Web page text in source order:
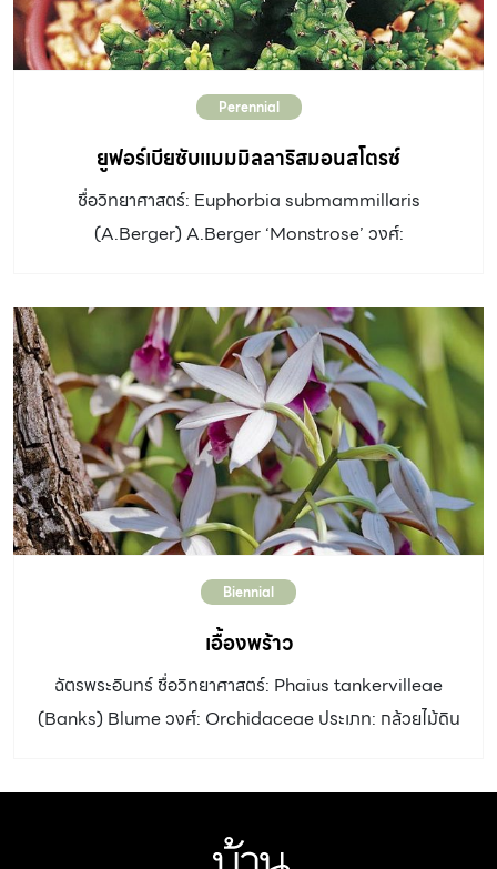
ดินชุ่มชื้นหรือแฉะ และมีอากาศค่อนข้างเย็น พบมากทางภาค
เหนือ มีถิ่นกำเนิดในอเมริกาใต้ ใบมีรสเปรี้ยว กินได้ ใช้ปลูก
Perennial
ยูฟอร์เบียซับแมมมิลลาริสมอนสโตรซ์
ชื่อวิทยาศาสตร์: Euphorbia submammillaris
(A.Berger) A.Berger ‘Monstrose’ วงศ์:
ลำต้น: เจริญเป็นกลุ่ม ประกอบไปด้วยกิ่งรูปทรงกระบอก สี
เขียวอ่อนจำนวนมาก แต่ละกิ่งแตกกิ่งย่อยออกเป็นต้นเล็ก ๆ
กว้าง 3 – 5 เซนติเมตร ยาว 10 เซนติเมตร มีรูปร่างเป็นสัน 5
– 8 สัน บนสันลำต้นมีตุ่มหนามขนาดเล็กกระจายห่างกัน
ขนาดเส้นผ่านศูนย์กลางทรงพุ่ม 50 เซนติเมตร ใบ: ขนาดเล็ก
หลุดร่วงง่าย ดอก: เล็ก สีแดง อัตราการเจริญเติบโต: ช้า ดิน:
ดินระบายน้ำดี หรือใช้วัสดุปลูกแบบเดียวกับแคตตัส น้ำ: น้อย
แสงแดด: รำไร ขยายพันธุ์: ปักชำกิ่งหรือใบ การใช้งานและ
มากกว่า 7 […]
Biennial
เอื้องพร้าว
ฉัตรพระอินทร์ ชื่อวิทยาศาสตร์: Phaius tankervilleae
(Banks) Blume วงศ์: Orchidaceae ประเภท: กล้วยไม้ดิน
ออกจากโคนลำต้น ช่อยาวกว่า 2 เมตร ดอกขนาด 6 – 7